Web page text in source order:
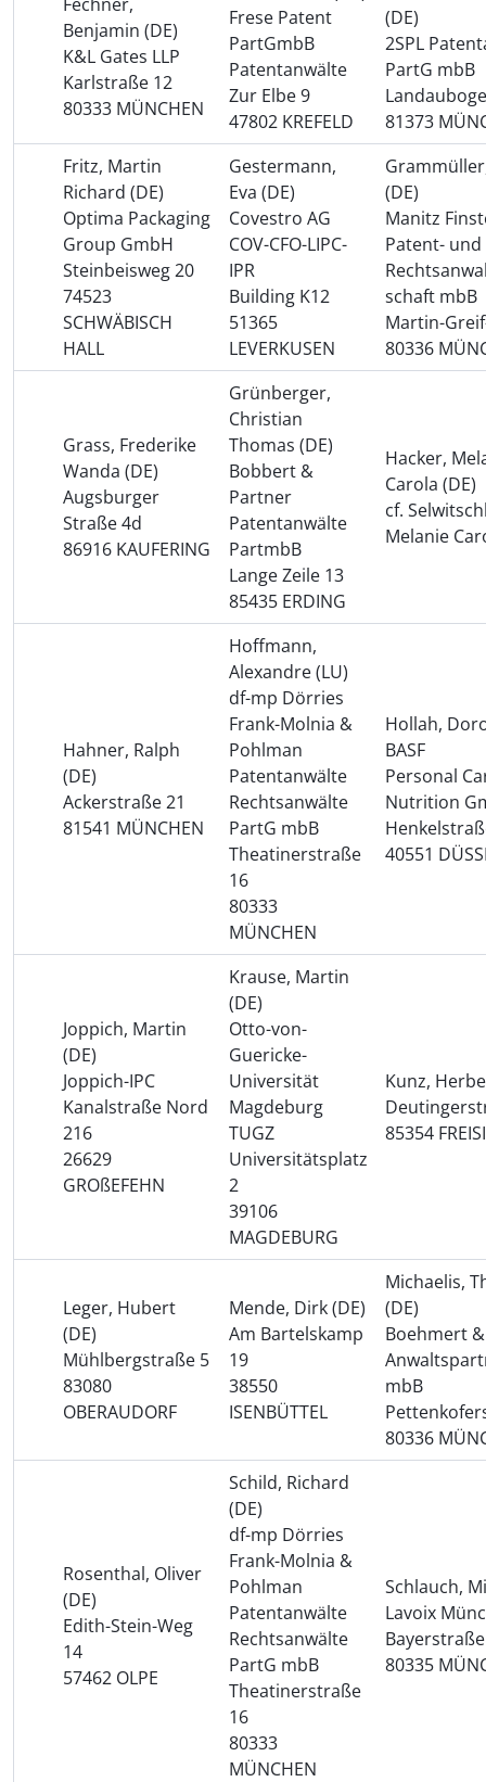
Benjamin (DE)
K&L Gates LLP
Karlstraße 12
80333 MÜNCHEN
Frese Patent
PartGmbB
Patentanwälte
Zur Elbe 9
47802 KREFELD
(DE)
2SPL
PartG mbB
81373
Fritz, Martin
Richard (DE)
Optima Packaging
Group GmbH
Steinbeisweg 20
74523
SCHWÄBISCH
HALL
Gestermann,
Eva (DE)
Covestro AG
COV-CFO-LIPC-
IPR
Building K12
51365
LEVERKUSEN
(DE)
Manitz
Patent- und
schaft mbB
Martin-
80336
Grass, Frederike
Wanda (DE)
Augsburger
Straße 4d
86916 KAUFERING
Grünberger,
Christian
Thomas (DE)
Bobbert &
Partner
Patentanwälte
PartmbB
Lange Zeile 13
85435 ERDING
Hacker,
Carola (DE)
cf.
Melanie
Hahner, Ralph
(DE)
Ackerstraße 21
81541 MÜNCHEN
Hoffmann,
Alexandre (LU)
df-mp Dörries
Frank-Molnia &
Pohlman
Patentanwälte
Rechtsanwälte
PartG mbB
Theatinerstraße
16
80333
MÜNCHEN
Hollah,
BASF
Personal
Nutrition
40551
Joppich, Martin
(DE)
Joppich-IPC
Kanalstraße Nord
216
26629
GROßEFEHN
Krause, Martin
(DE)
Otto-von-
Guericke-
Universität
Magdeburg
TUGZ
Universitätsplatz
2
39106
MAGDEBURG
Kunz,
85354
Leger, Hubert
(DE)
Mühlbergstraße 5
83080
OBERAUDORF
Mende, Dirk (DE)
Am Bartelskamp
19
38550
ISENBÜTTEL
Michaelis,
(DE)
Boehmert
mbB
80336
Rosenthal, Oliver
(DE)
Edith-Stein-Weg
14
57462 OLPE
Schild, Richard
(DE)
df-mp Dörries
Frank-Molnia &
Pohlman
Patentanwälte
Rechtsanwälte
PartG mbB
Theatinerstraße
16
80333
MÜNCHEN
Schlauch,
Lavoix
80335